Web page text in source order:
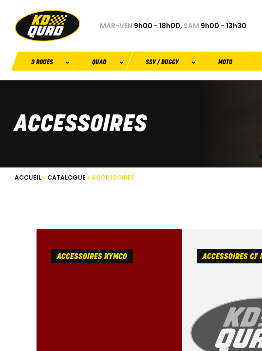
MAR-VEN 9h00 - 18h00, SAM 9h00 - 13h30
3 ROUES QUAD SSV / BUGGY MOTO
ACCESSOIRES
ACCUEIL CATALOGUE ACCESSOIRES
ACCESSOIRES KYMCO ACCESSOIRES CF